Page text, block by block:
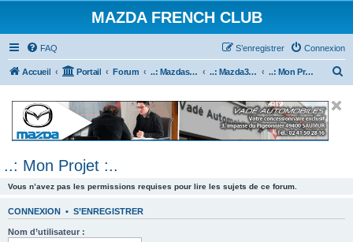
MAZDA FRENCH CLUB
FAQ Connexion
S’enregistrer
Accueil Portail Forum ..: Mazdaspeed & MPS :.. ..: Mazda3 MPS & Mazdaspeed 3 :.. ..: Mon Projet :..
e
..: Mon Projet :..
Vous n’avez pas les permissions requises pour lire les sujets de ce forum.
CONNEXION • S’ENREGISTRER
Nom d’utilisateur :